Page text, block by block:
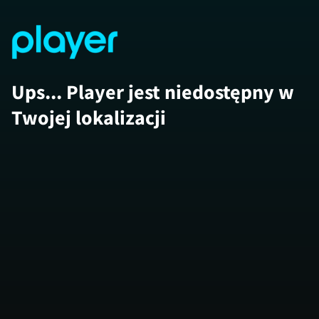
Ups... Player jest niedostępny w
Twojej lokalizacji